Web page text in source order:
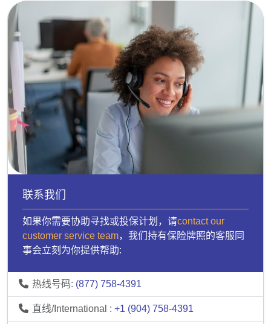
联系我们
如果你需要协助寻找或投保计划，请contact our
customer service team，我们持有保险牌照的客服同
事会立刻为你提供帮助:
热线号码: (877) 758-4391
直线/International : +1 (904) 758-4391